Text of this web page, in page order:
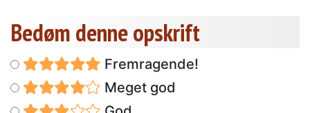
Bedøm denne opskrift
Fremragende!
Meget god